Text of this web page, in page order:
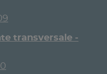
transversale -